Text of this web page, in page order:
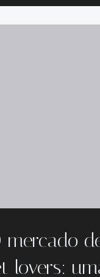
mercado
lovers: